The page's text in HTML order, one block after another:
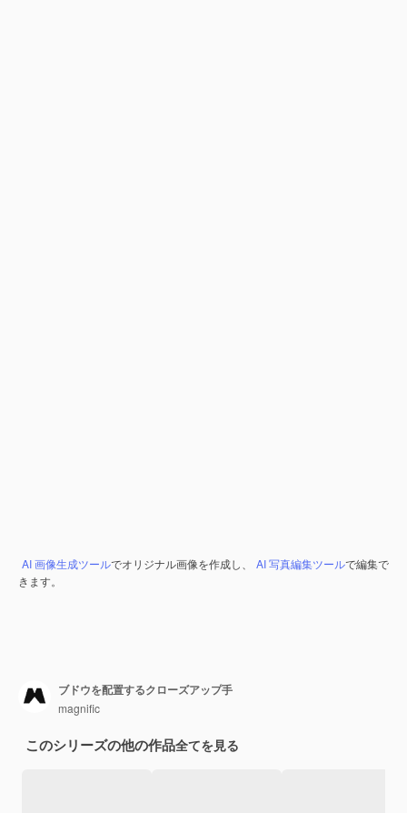
AI 画像生成ツールでオリジナル画像を作成し、 AI 写真編集ツールで編集で
きます。
ブドウを配置するクローズアップ手
magnific
このシリーズの他の作品全てを見る